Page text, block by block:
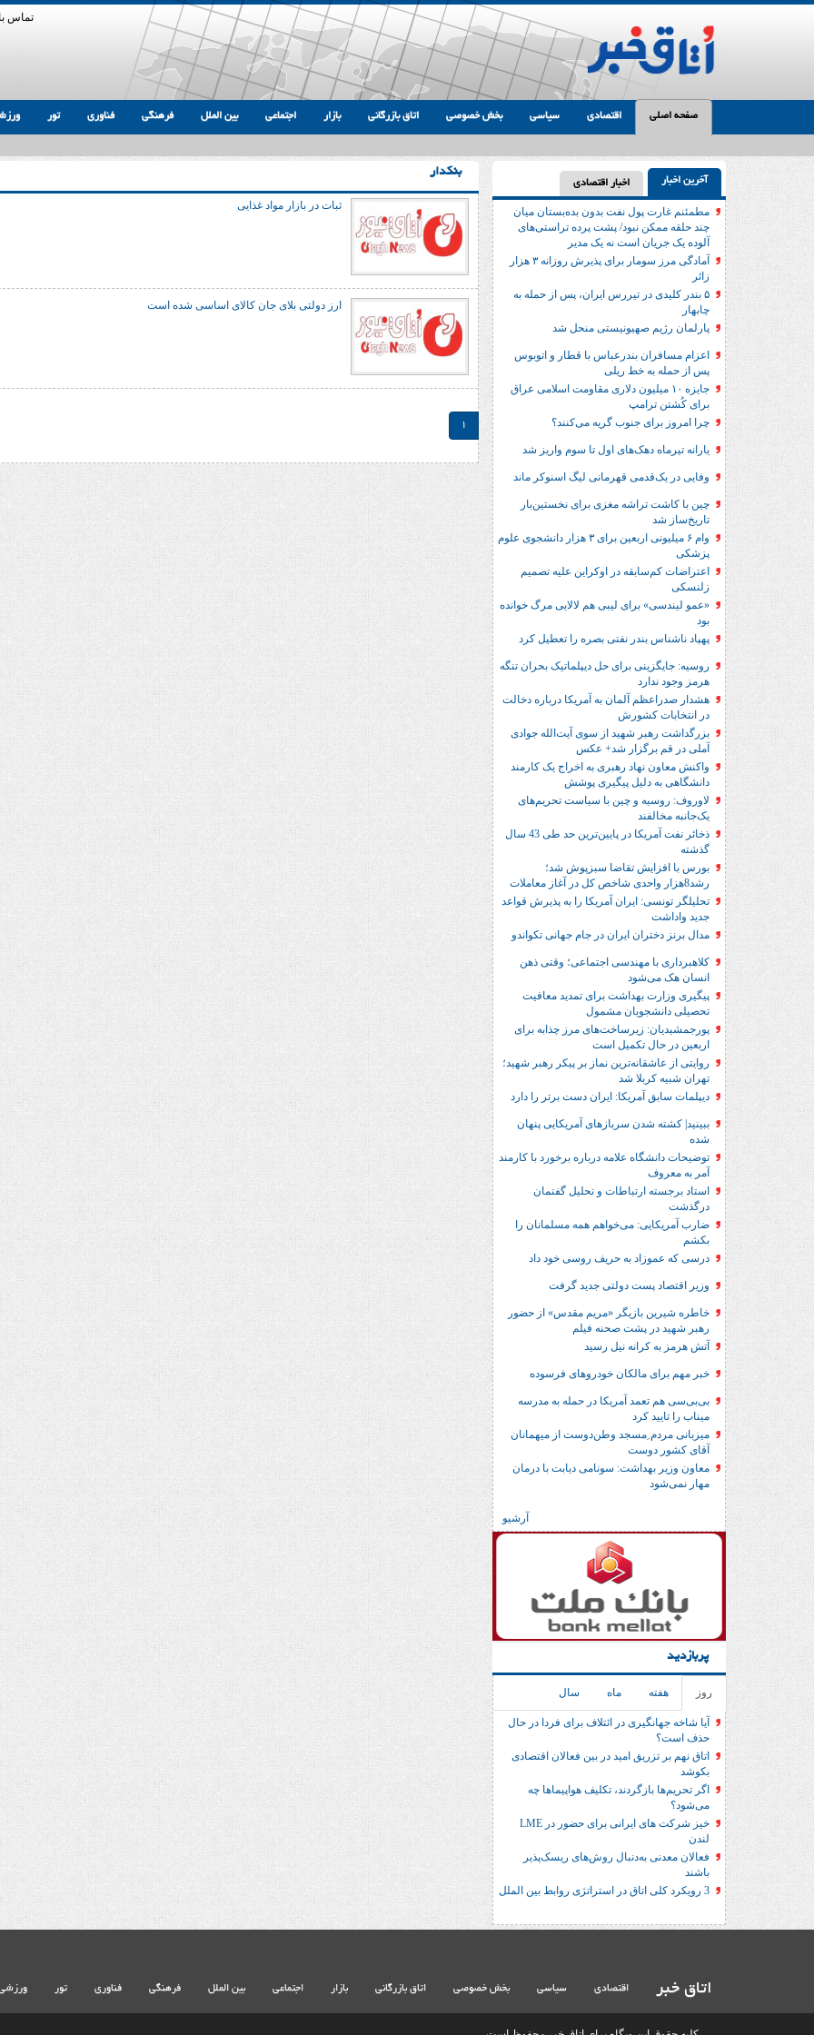
تماس
صفحه اصلی اقتصادی سیاسی بخش خصوصی اتاق بازرگانی بازار اجتماعی بین الملل فرهنگی فناوری تور
آخرین اخبار اخبار اقتصادی
مطمئنم غارت پول نفت بدون بده‌بستان میان
چند حلقه ممکن نبود/ پشت پرده تراستی‌‌های
آلوده یک جریان است نه یک مدیر
آمادگی مرز سومار برای پذیرش روزانه ۳ هزار
زائر
۵ بندر کلیدی در تیررس ایران، پس از حمله به
چابهار
پارلمان رژیم صهیونیستی منحل شد
اعزام مسافران بندرعباس با قطار و اتوبوس
پس از حمله به خط ریلی
جایزه ۱۰ میلیون دلاری مقاومت اسلامی عراق
برای کُشتن ترامپ
چرا امروز برای جنوب گریه می‌کنند؟
یارانه تیرماه دهک‌های اول تا سوم واریز شد
وفایی در یک‎‌قدمی قهرمانی لیگ اسنوکر ماند
چین با کاشت تراشه مغزی برای نخستین‌بار
تاریخ‌ساز شد
وام ۶ میلیونی اربعین برای ۳ هزار دانشجوی علوم
پزشکی
اعتراضات کم‌سابقه در اوکراین علیه تصمیم
زلنسکی
«عمو لیندسی» برای لیبی هم لالایی مرگ خوانده
بود
پهپاد ناشناس بندر نفتی بصره را تعطیل کرد
روسیه: جایگزینی برای حل‌ دیپلماتیک بحران تنگه
هرمز وجود ندارد
هشدار صدراعظم آلمان به آمریکا درباره دخالت
در انتخابات کشورش
بزرگداشت رهبر شهید از سوی آیت‌الله جوادی
آملی در قم برگزار شد+ عکس
واکنش معاون نهاد رهبری به اخراج یک کارمند
دانشگاهی به دلیل پیگیری پوشش
لاوروف: روسیه و چین با سیاست تحریم‌های
یک‌جانبه مخالفند
ذخائر نفت آمریکا در پایین‌ترین حد طی 43 سال
گذشته
بورس با افزایش تقاضا سبزپوش شد؛
رشد8هزار واحدی شاخص کل در آغاز معاملات
تحلیلگر تونسی: ایران آمریکا را به پذیرش قواعد
جدید واداشت
مدال برنز دختران ایران در جام جهانی تکواندو
کلاهبرداری با مهندسی اجتماعی؛ وقتی ذهن
انسان هک می‌شود
پیگیری وزارت بهداشت برای تمدید معافیت
تحصیلی دانشجویان مشمول
پورجمشیدیان: زیرساخت‌های مرز چذابه برای
اربعین در حال تکمیل است
روایتی از عاشقانه‌ترین نماز بر پیکر رهبر شهید؛‌
تهران‌ شبیه کربلا شد
دیپلمات سابق آمریکا: ایران دست برتر را دارد
ببینید| کشته شدن سربازهای آمریکایی پنهان
شده
توضیحات دانشگاه علامه درباره برخورد با کارمند
آمر به معروف
استاد برجسته ارتباطات و تحلیل گفتمان
درگذشت
ضارب آمریکایی: می‌خواهم همه مسلمانان را
بکشم
درسی که عموزاد به حریف روسی خود داد
وزیر اقتصاد پست دولتی جدید گرفت
خاطره شیرین بازیگر «مریم مقدس» از حضور
رهبر شهید در پشت صحنه فیلم
آتش هرمز به کرانه نیل رسید
خبر مهم برای مالکان خودروهای فرسوده
بی‌بی‌سی هم تعمد آمریکا در حمله به مدرسه
میناب را تایید کرد
میزبانی مردم ِمسجد وطن‌دوست از میهمانان
آقای کشور دوست
معاون وزیر بهداشت: سونامی دیابت با درمان
مهار نمی‌شود
آرشیو
پربازدید
روز هفته ماه سال
آیا شاخه جهانگیری در ائتلاف برای فردا در حال
حذف است؟
اتاق نهم بر تزریق امید در بین فعالان اقتصادی
بکوشد
اگر تحریم‌ها بازگردند، تکلیف هواپیماها چه
می‌شود؟
خیز شرکت های ایرانی برای حضور در LME
لندن
فعالان معدنی به‌دنبال روش‌های ریسک‌پذیر
باشند
3 رویکرد کلی اتاق در استراتژی روابط بین الملل
بنکدار
ثبات در بازار مواد غذایی
ارز دولتی بلای جان کالای اساسی شده است
1
هفت باغ مهربانی
خامنه ای
شهادت حضرت آیت الله‌العظمی
اتاق خبر اقتصادی سیاسی بخش خصوصی اتاق بازرگانی بازار اجتماعی بین الملل فرهنگی فناوری تور